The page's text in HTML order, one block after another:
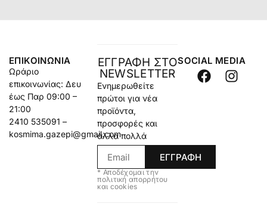
ΕΠΙΚΟΙΝΩΝΊΑ
Ωράριο
επικοινωνίας: Δευ
έως Παρ 09:00 –
21:00
2410 535091 –
kosmima.gazepi@gmail.com
ΕΓΓΡΑΦΗ ΣΤΟ
NEWSLETTER
Ενημερωθείτε
πρώτοι για νέα
προϊόντα,
προσφορές και
άλλα πολλά
ΕΓΓΡΑΦΗ
* Αποδέχομαι την
πολιτική απορρήτου
και cookies
SOCIAL MEDIA